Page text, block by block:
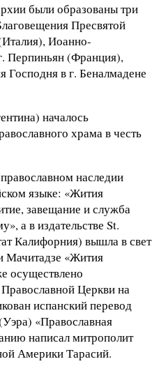
были образованы три
Пресвятой
Иоанно-
Перпиньян (Франция),
Господня в г. Беналмадене
началось
храма в честь
наследии
языке: «Жития
завещание и служба
а в издательстве St.
Калифорния) вышла в свет
Мачитадзе «Жития
осуществлено
Церкви на
испанский перевод
«Православная
написал митрополит
Америки Тарасий.